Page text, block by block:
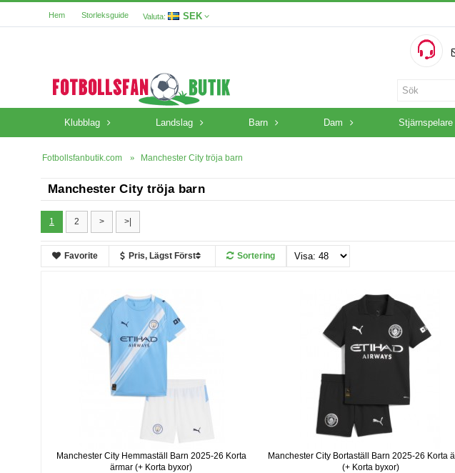
Hem Storleksguide Valuta: SEK
Klubblag Landslag Barn Dam Stjärnspelare
Fotbollsfanbutik.com Manchester City tröja barn
Manchester City tröja barn
1 2 > >|
Favorite Pris, Lägst Först Sortering
Manchester City Hemmaställ Barn 2025-26 Korta
ärmar (+ Korta byxor)
Manchester City Bortaställ Barn 2025-26 Korta
(+ Korta byxor)